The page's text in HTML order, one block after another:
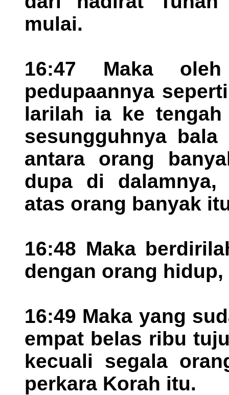
mulai.
16:47 Maka
pedupaannya
larilah ia ke tengah
sesungguhnya
antara orang
dupa di dalamnya,
atas orang banyak
16:48 Maka
dengan orang
16:49 Maka yang
empat belas ribu
kecuali segala
perkara Korah itu.